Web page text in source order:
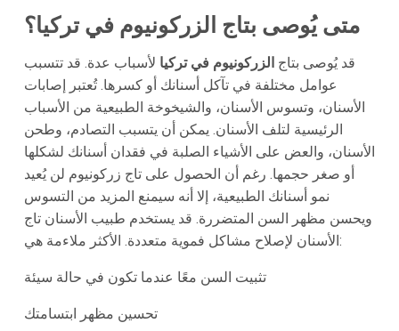
متى يُوصى بتاج الزركونيوم في تركيا؟
قد يُوصى بتاج الزركونيوم في تركيا لأسباب عدة. قد تتسبب
عوامل مختلفة في تآكل أسنانك أو كسرها. تُعتبر إصابات
الأسنان، وتسوس الأسنان، والشيخوخة الطبيعية من الأسباب
الرئيسية لتلف الأسنان. يمكن أن يتسبب التصادم، وطحن
الأسنان، والعض على الأشياء الصلبة في فقدان أسنانك لشكلها
أو صغر حجمها. رغم أن الحصول على تاج زركونيوم لن يُعيد
نمو أسنانك الطبيعية، إلا أنه سيمنع المزيد من التسوس
ويحسن مظهر السن المتضررة. قد يستخدم طبيب الأسنان تاج
الأسنان لإصلاح مشاكل فموية متعددة. الأكثر ملاءمة هي:
تثبيت السن معًا عندما تكون في حالة سيئة
تحسين مظهر ابتسامتك